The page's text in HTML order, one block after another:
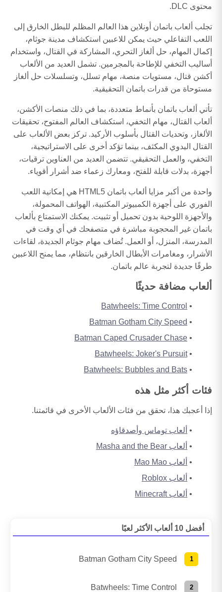
محتوى DLC.
تجلب ألعاب باتمان أونلاين هذا العالم المظلم للبطل الخارق إلى
اللعب التفاعلي حيث يمكن للاعبين استكشاف مدينة جوثام،
إكمال المهام، حل ألغاز التحري، المشاركة في القتال، واستخدام
أساليب التخفي للإطاحة بالمجرمين. تشمل العديد من الألعاب
أكشن قتال، مستويات منصة، مهام تسلل، وتسلسلات حل ألغاز
مستوحاة من قدرات باتمان التحقيقية.
تأتي ألعاب باتمان بأنماط متعددة، بما في ذلك منصات الأكشن،
ألعاب القتال، مهام التخفي، استكشاف العالم المفتوح، تحقيقات
الألغاز، وتحديات القتال بأسلوب الأركيد. تركز بعض الألعاب على
القتال اليدوي المكثف، بينما تؤكد أخرى على الاستراتيجية،
التخفي، والعمل التحقيقي. تتضمن العديد من العناوين ترقيات،
أجهزة، بدلات قابلة للفتح، ومعارك زعماء ضد أشرار أقوياء.
واحدة من أكبر مزايا ألعاب باتمان HTML5 هي إمكانية اللعب
الفوري على أجهزة الكمبيوتر المكتبية، الهواتف المحمولة،
والأجهزة اللوحية بدون تحميل أو تثبيت. يمكنك الاستمتاع بألعاب
باتمان غير المحجوبة مباشرة في متصفحك في أي وقت في
المدرسة، المنزل، أو العمل. تُضاف مهام جوثام الجديدة، لقاءات
الأشرار، ومغامرات الأبطال الخارقين بانتظام، مما يمنح اللاعبين
طرقًا جديدة لتجربة عالم باتمان.
ألعاب مضافة حديثًا
Batwheels: Time Control
Batman Gotham City Speed
Batman Caped Crusader Chase
Batwheels: Joker's Pursuit
Batwheels: Bubbles and Bats
فئات أكثر مثل هذه
إذا أعجبك هذا، تحقق من فئات الألعاب الأخرى في قائمتنا.
ألعاب توماس وأصدقاؤه
ألعاب Masha and the Bear
ألعاب Mao Mao
ألعاب Roblox
ألعاب Minecraft
أفضل 10 ألعاب الأكثر لعبًا
Batman Gotham City Speed
Batwheels: Time Control